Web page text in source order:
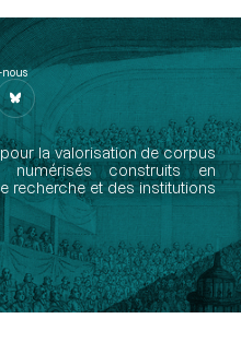
nous
la valorisation de corpus
numérisés construits en
recherche et des institutions